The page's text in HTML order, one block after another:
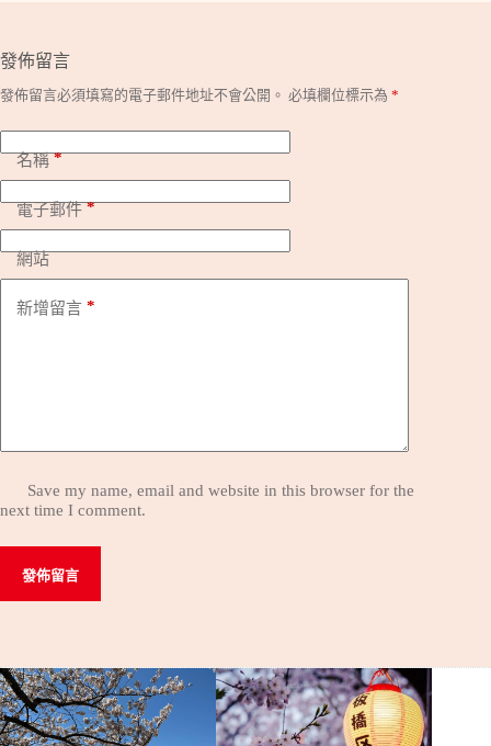
發佈留言
發佈留言必須填寫的電子郵件地址不會公開。 必填欄位標示為 *
名稱*
電子郵件*
網站
新增留言 *
Save my name, email and website in this browser for the
next time I comment.
發佈留言